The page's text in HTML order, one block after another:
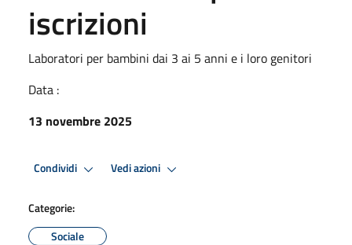
iscrizioni
Laboratori per bambini dai 3 ai 5 anni e i loro genitori
Data :
13 novembre 2025
Condividi Vedi azioni
Categorie:
Sociale